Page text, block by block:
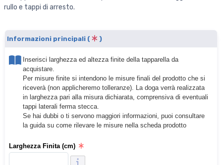
rullo e tappi di arresto.
Informazioni principali ( )
Inserisci larghezza ed altezza finite della tapparella da
acquistare.
Per misure finite si intendono le misure finali del prodotto che si
riceverà (non applicheremo tolleranze). La doga verrà realizzata
in larghezza pari alla misura dichiarata, comprensiva di eventuali
tappi laterali ferma stecca.
Se hai dubbi o ti servono maggiori informazioni, puoi consultare
la guida su come rilevare le misure nella scheda prodotto
Larghezza Finita (cm)